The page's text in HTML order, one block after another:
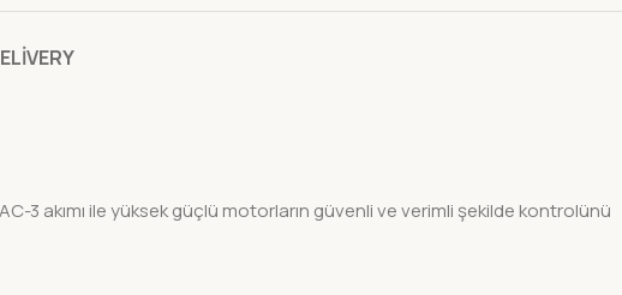
3 akımı ile yüksek güçlü motorların güvenli ve verimli şekilde kontrolünü